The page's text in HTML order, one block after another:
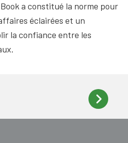
Book a constitué la norme pour
éclairées et un
la confiance entre les